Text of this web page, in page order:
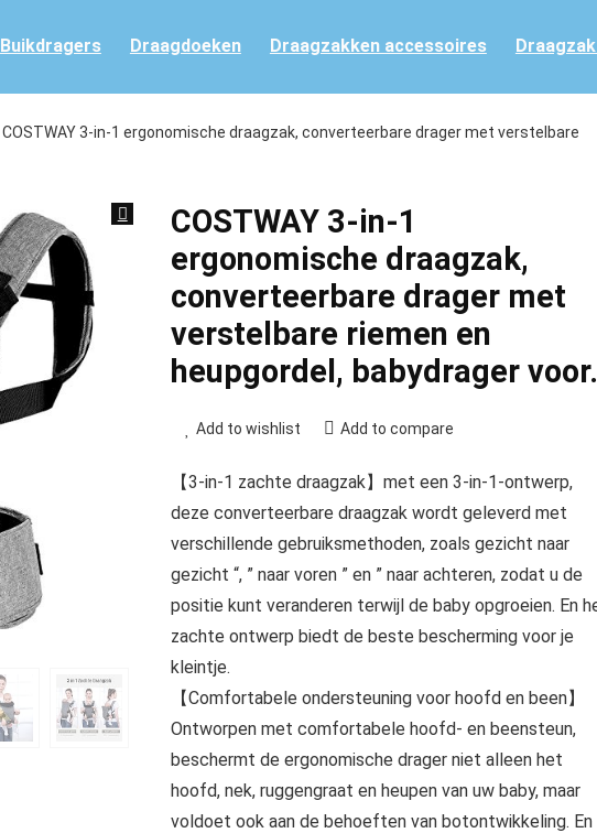
Buikdragers Draagdoeken Draagzakken accessoires
COSTWAY 3-in-1 ergonomische draagzak, converteerbare drager met verstelbare
COSTWAY 3-in-1
ergonomische draagzak,
converteerbare drager met
verstelbare riemen en
heupgordel, babydrager
Add to wishlist Add to compare
【3-in-1 zachte draagzak】met een 3-in-1-ontwerp,
deze converteerbare draagzak wordt geleverd met
verschillende gebruiksmethoden, zoals gezicht naar
gezicht “, ” naar voren ” en ” naar achteren, zodat u de
positie kunt veranderen terwijl de baby opgroeien. En
zachte ontwerp biedt de beste bescherming voor je
kleintje.
【Comfortabele ondersteuning voor hoofd en been】
Ontworpen met comfortabele hoofd- en beensteun,
beschermt de ergonomische drager niet alleen het
hoofd, nek, ruggengraat en heupen van uw baby, maar
voldoet ook aan de behoeften van botontwikkeling. En